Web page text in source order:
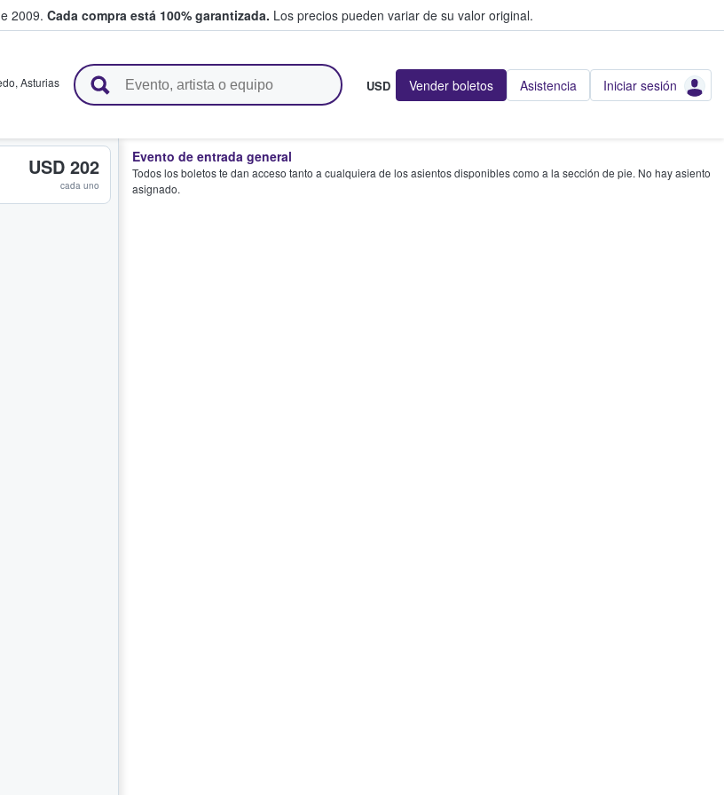
2009. Cada compra está 100% garantizada. Los precios pueden variar de su valor original.
boletos
, Asturias
USD Vender boletos Asistencia Iniciar sesión
USD 202
cada uno
Evento de entrada general
Todos los boletos te dan acceso tanto a cualquiera de los asientos disponibles como a la sección de pie. No hay asiento
asignado.